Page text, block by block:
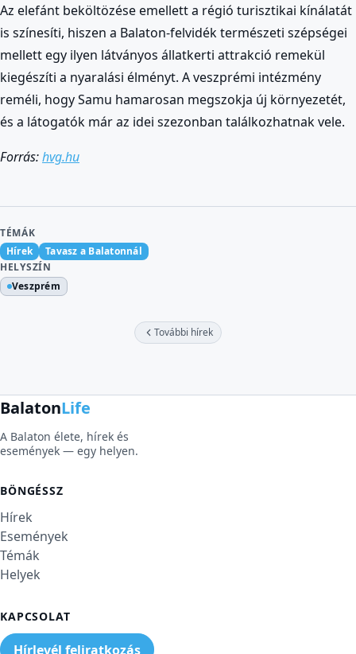
Az elefánt beköltözése emellett a régió turisztikai kínálatát
is színesíti, hiszen a Balaton-felvidék természeti szépségei
mellett egy ilyen látványos állatkerti attrakció remekül
kiegészíti a nyaralási élményt. A veszprémi intézmény
reméli, hogy Samu hamarosan megszokja új környezetét,
és a látogatók már az idei szezonban találkozhatnak vele.
Forrás:hvg.hu
TÉMÁK
Hírek
Tavasz a Balatonnál
HELYSZÍN
Veszprém
További hírek
BalatonLife
A Balaton élete, hírek és
események — egy helyen.
BÖNGÉSSZ
Hírek
Események
Témák
Helyek
KAPCSOLAT
Hírlevél feliratkozás